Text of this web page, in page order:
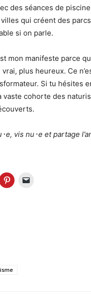
des séances de
qui créent des
si on parle.
mon manifeste parce
plus heureux. Ce
Si tu hésites
vaste cohorte des
e, vis nu･e et partage